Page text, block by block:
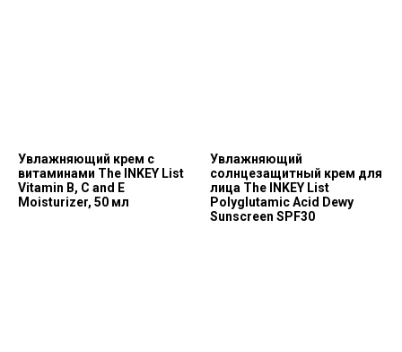
Увлажняющий крем с
витаминами The INKEY List
Vitamin B, C and E
Moisturizer, 50 мл
Увлажняющий
солнцезащитный крем для
лица The INKEY List
Polyglutamic Acid Dewy
Sunscreen SPF30